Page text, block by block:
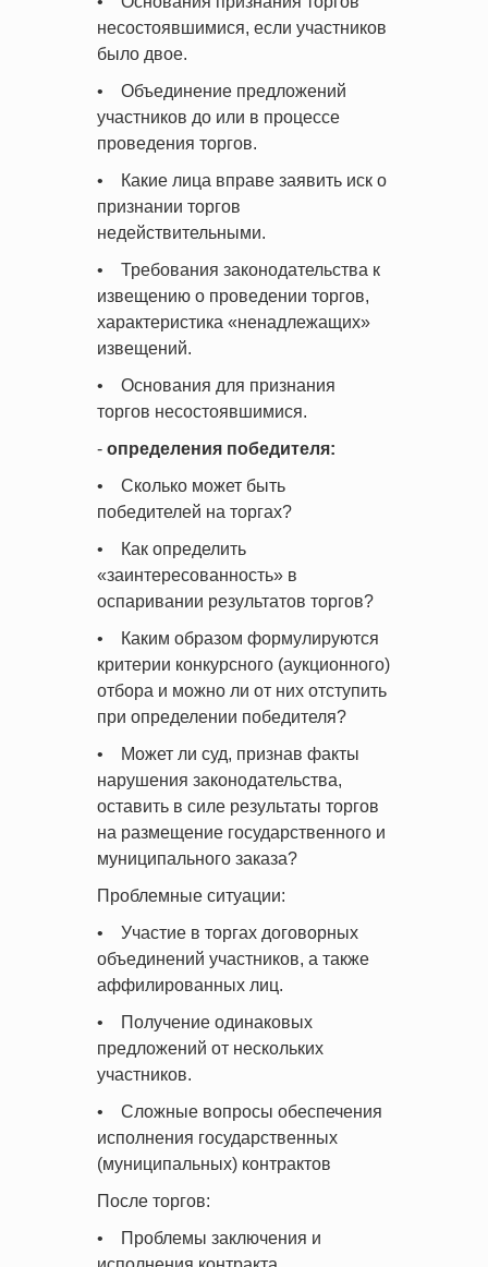
несостоявшимися, если участников
было двое.
• Объединение предложений
участников до или в процессе
проведения торгов.
• Какие лица вправе заявить иск о
признании торгов
недействительными.
• Требования законодательства к
извещению о проведении торгов,
характеристика «ненадлежащих»
извещений.
• Основания для признания
торгов несостоявшимися.
- определения победителя:
• Сколько может быть
победителей на торгах?
• Как определить
«заинтересованность» в
оспаривании результатов торгов?
• Каким образом формулируются
критерии конкурсного (аукционного)
отбора и можно ли от них отступить
при определении победителя?
• Может ли суд, признав факты
нарушения законодательства,
оставить в силе результаты торгов
на размещение государственного и
муниципального заказа?
Проблемные ситуации:
• Участие в торгах договорных
объединений участников, а также
аффилированных лиц.
• Получение одинаковых
предложений от нескольких
участников.
• Сложные вопросы обеспечения
исполнения государственных
(муниципальных) контрактов
После торгов:
• Проблемы заключения и